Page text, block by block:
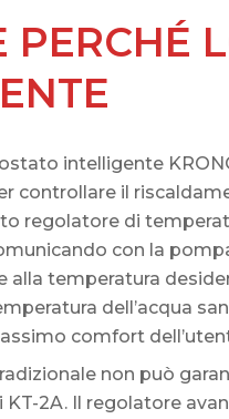
PERCHÉ
intelligente
controllare il
regolatore di
con la
alla temperatura
dell’acqua
comfort
non può
2A. Il regolatore